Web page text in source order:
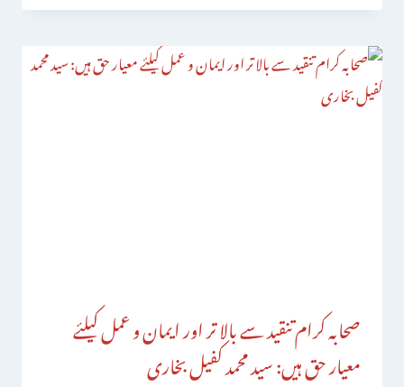
صحابہ کرام تنقید سے بالا تر اور ایمان و عمل کیلئے
معیار حق ہیں: سید محمد کفیل بخاری